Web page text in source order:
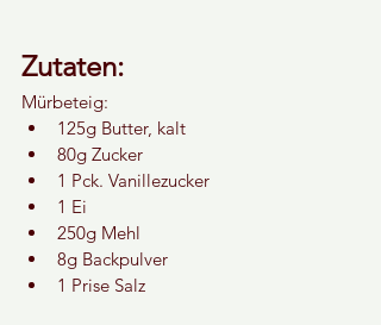
Zutaten:
Mürbeteig:
125g Butter, kalt
80g Zucker
1 Pck. Vanillezucker
1 Ei
250g Mehl
8g Backpulver
1 Prise Salz